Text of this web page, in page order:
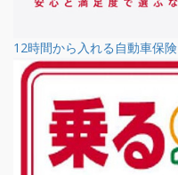
12時間から入れる自動車保険